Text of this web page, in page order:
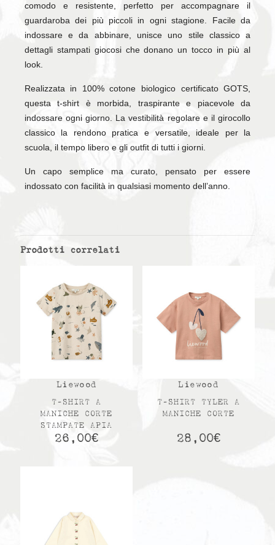
comodo e resistente, perfetto per accompagnare il
guardaroba dei più piccoli in ogni stagione. Facile da
indossare e da abbinare, unisce uno stile classico a
dettagli stampati giocosi che donano un tocco in più al
look.
Realizzata in 100% cotone biologico certificato GOTS,
questa t-shirt è morbida, traspirante e piacevole da
indossare ogni giorno. La vestibilità regolare e il girocollo
classico la rendono pratica e versatile, ideale per la
scuola, il tempo libero e gli outfit di tutti i giorni.
Un capo semplice ma curato, pensato per essere
indossato con facilità in qualsiasi momento dell’anno.
Prodotti correlati
Liewood
T-SHIRT A
MANICHE CORTE
STAMPATE APIA
26,00€
Liewood
T-SHIRT TYLER A
MANICHE CORTE
28,00€